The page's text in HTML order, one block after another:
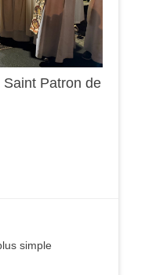
Saint Patron de
simple